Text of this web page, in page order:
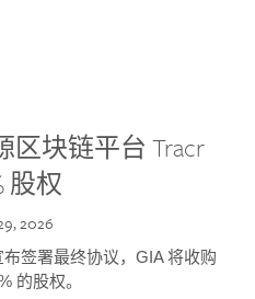
区块链平台 Tracr
股权
2026
签署最终协议，GIA 将收购
的股权。